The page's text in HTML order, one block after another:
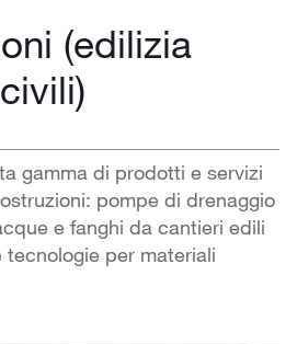
(edilizia
gamma di prodotti e servizi
pompe di drenaggio
e fanghi da cantieri edili
tecnologie per materiali